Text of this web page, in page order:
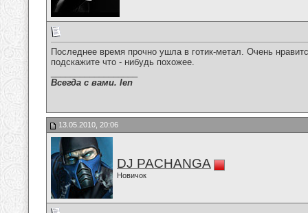
Последнее время прочно ушла в готик-метал. Очень
подскажите что - нибудь похожее.
Всегда с вами. len
13.05.2010, 20:06
DJ PACHANGA
Новичок